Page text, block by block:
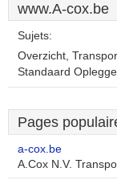
www.A-cox.be
Sujets:
Overzicht,
Standaard
Pages
a-cox.be
A.Cox N.V.